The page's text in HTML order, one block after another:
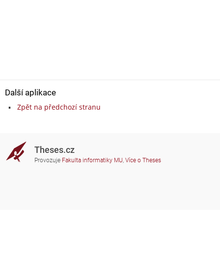
Další aplikace
Zpět na předchozí stranu
Theses.cz
Provozuje Fakulta informatiky MU, Více o Theses